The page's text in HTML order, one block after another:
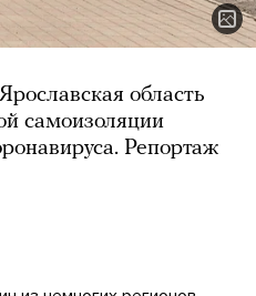
область
самоизоляции
Репортаж